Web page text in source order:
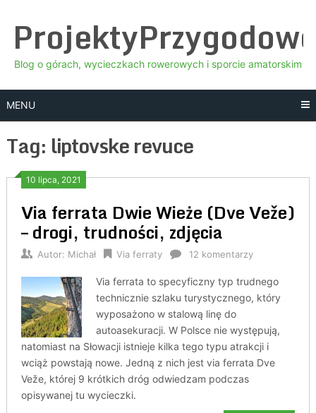
content
Blog o górach, wycieczkach rowerowych i sporcie amatorskim
MENU
Tag: liptovske revuce
10 lipca, 2021
Via ferrata Dwie Wieże (Dve Veže)
– drogi, trudności, zdjęcia
Autor: Michał Via ferraty 12 komentarzy
Via ferrata to specyficzny typ trudnego
technicznie szlaku turystycznego, który
wyposażono w stalową linę do
autoasekuracji. W Polsce nie występują,
natomiast na Słowacji istnieje kilka tego typu atrakcji i
wciąż powstają nowe. Jedną z nich jest via ferrata Dve
Veže, której 9 krótkich dróg odwiedzam podczas
opisywanej tu wycieczki.